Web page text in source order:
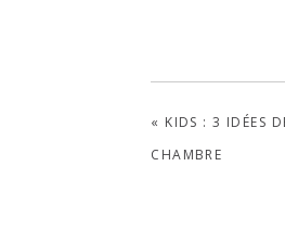
PREVIOUS
« KIDS : 3 IDÉES
CHAMBRE